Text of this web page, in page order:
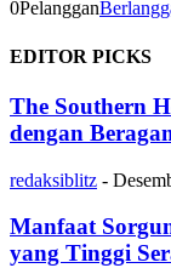
0Pelanggan
EDITOR PICKS
The Southern
dengan
redaksiblitz -
Manfaat
yang Tinggi